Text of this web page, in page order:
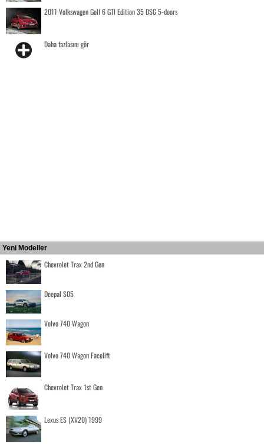
2011 Volkswagen Golf 6 GTI Edition 35 DSG 5-doors
Daha fazlasını gör
Yeni Modeller
Chevrolet Trax 2nd Gen
Deepal S05
Volvo 740 Wagon
Volvo 740 Wagon Facelift
Chevrolet Trax 1st Gen
Lexus ES (XV20) 1999